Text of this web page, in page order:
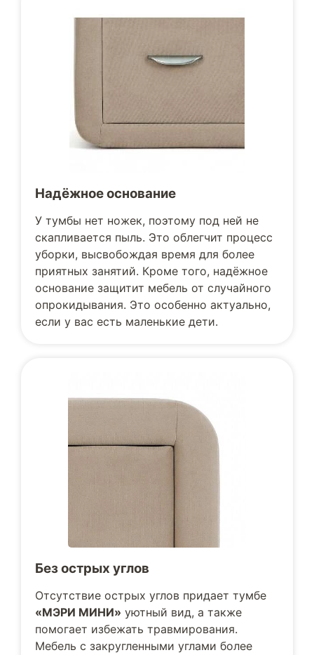
Надёжное основание
У тумбы нет ножек, поэтому под ней не
скапливается пыль. Это облегчит процесс
уборки, высвобождая время для более
приятных занятий. Кроме того, надёжное
основание защитит мебель от случайного
опрокидывания. Это особенно актуально,
если у вас есть маленькие дети.
Без острых углов
Отсутствие острых углов придает тумбе
«МЭРИ МИНИ» уютный вид, а также
помогает избежать травмирования.
Мебель с закругленными углами более